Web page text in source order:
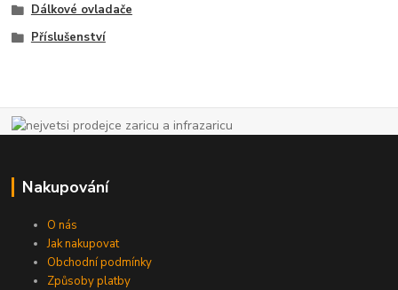
Dálkové ovladače
Příslušenství
Nakupování
O nás
Jak nakupovat
Obchodní podmínky
Způsoby platby